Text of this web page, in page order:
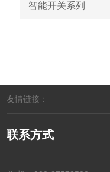
智能开关系列
友情链接：
联系方式